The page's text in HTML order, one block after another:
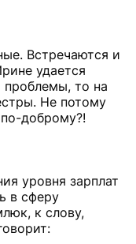
Встречаются и
удается
проблемы, то на
Не потому
доброму?!
уровня зарплат
в сферу
к слову,